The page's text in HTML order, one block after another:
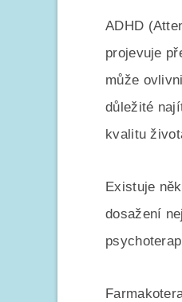
ADHD
projevuje
může
důležité
kvalitu
Existuje
dosažení